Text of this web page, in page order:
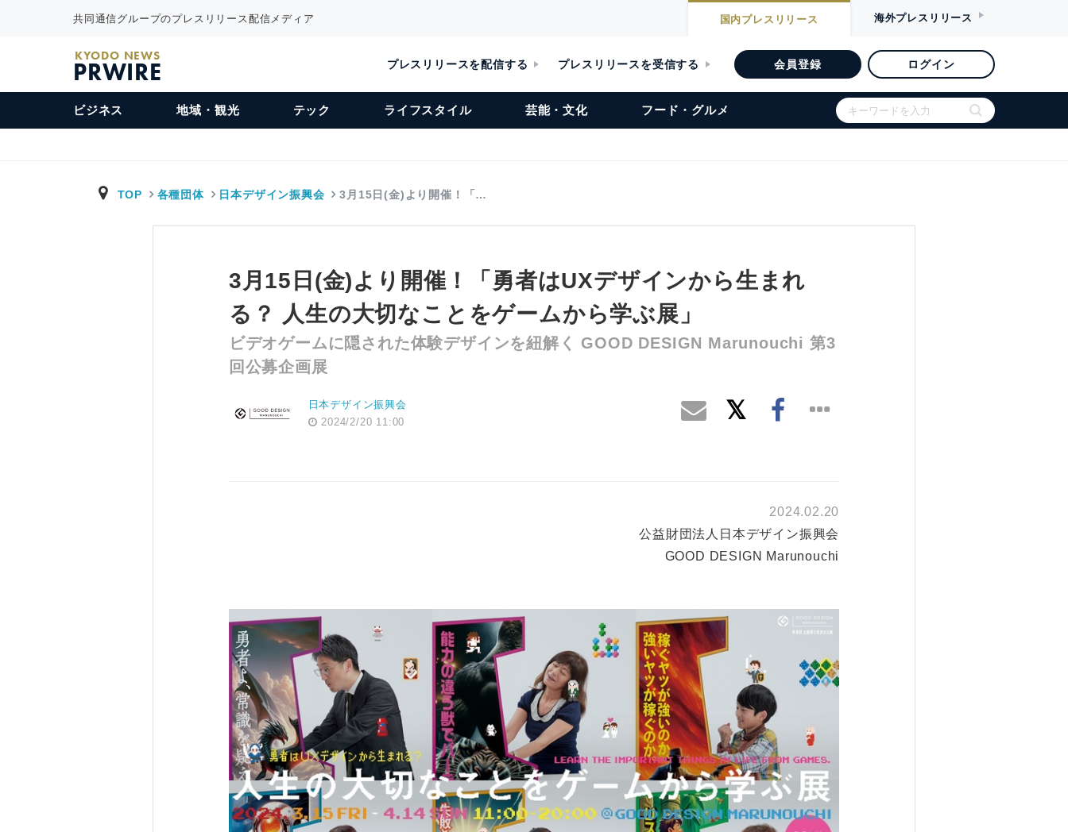
共同通信グループのプレスリリース配信メディア 国内プレスリリース 海外プレスリリース
KYODO NEWS
PRWIRE プレスリリースを配信する プレスリリースを受信する 会員登録 ログイン
ビジネス 地域・観光 テック ライフスタイル 芸能・文化 フード・グルメ
TOP 各種団体 日本デザイン振興会 3月15日(金)より開催！「…
3月15日(金)より開催！「勇者はUXデザインから生まれ
る？ 人生の大切なことをゲームから学ぶ展」
ビデオゲームに隠された体験デザインを紐解く GOOD DESIGN Marunouchi 第3
回公募企画展
日本デザイン振興会
2024/2/20 11:00
2024.02.20
公益財団法人日本デザイン振興会
GOOD DESIGN Marunouchi